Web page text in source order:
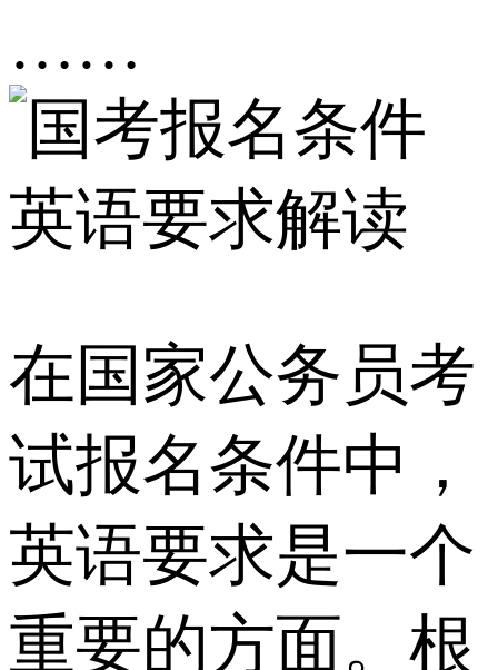
……
在国家公务员考
试报名条件中，
英语要求是一个
重要的方面。根